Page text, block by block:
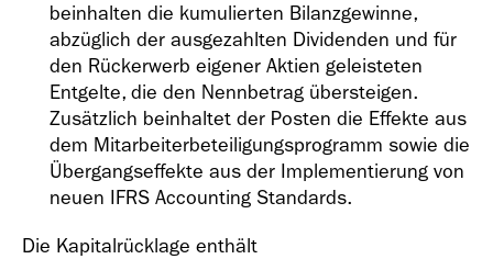
beinhalten die kumulierten Bilanzgewinne,
abzüglich der ausgezahlten Dividenden und für
den Rückerwerb eigener Aktien geleisteten
Entgelte, die den Nennbetrag übersteigen.
Zusätzlich beinhaltet der Posten die Effekte aus
dem Mitarbeiterbeteiligungsprogramm sowie die
Übergangseffekte aus der Implementierung von
neuen IFRS Accounting Standards.
Die Kapitalrücklage enthält